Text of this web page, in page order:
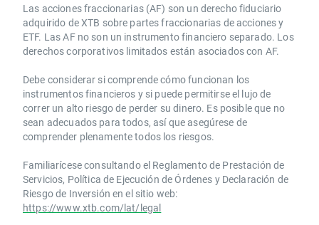
Las acciones fraccionarias (AF) son un derecho fiduciario
adquirido de XTB sobre partes fraccionarias de acciones y
ETF. Las AF no son un instrumento financiero separado. Los
derechos corporativos limitados están asociados con AF.
Debe considerar si comprende cómo funcionan los
instrumentos financieros y si puede permitirse el lujo de
correr un alto riesgo de perder su dinero. Es posible que no
sean adecuados para todos, así que asegúrese de
comprender plenamente todos los riesgos.
Familiarícese consultando el Reglamento de Prestación de
Servicios, Política de Ejecución de Órdenes y Declaración de
Riesgo de Inversión en el sitio web:
https://www.xtb.com/lat/legal